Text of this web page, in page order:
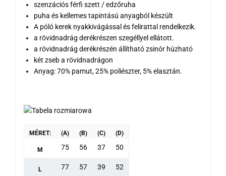
szenzációs férfi szett / edzőruha
puha és kellemes tapintású anyagból készült
A póló kerek nyakkivágással és felirattal rendelkezik.
a rövidnadrág derékrészen szegéllyel ellátott.
a rövidnadrág derékrészén állítható zsinór húzható
két zseb a rövidnadrágon
Anyag: 70% pamut, 25% poliészter, 5% elasztán.
MÉRET: (A) (B) (C) (D)
M 75 56 37 50
L 77 57 39 52